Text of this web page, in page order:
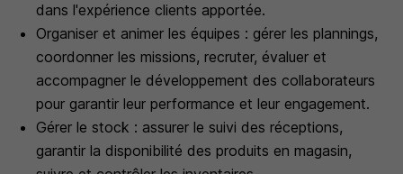
dans l'expérience clients apportée.
Organiser et animer les équipes : gérer les plannings,
coordonner les missions, recruter, évaluer et
accompagner le développement des collaborateurs
pour garantir leur performance et leur engagement.
Gérer le stock : assurer le suivi des réceptions,
garantir la disponibilité des produits en magasin,